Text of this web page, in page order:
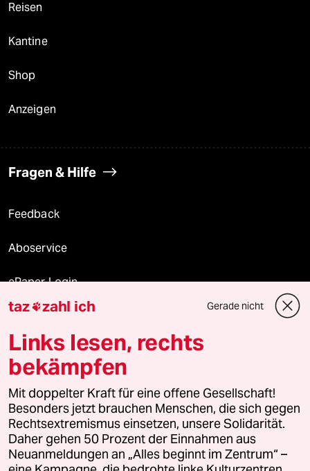
Reisen
Kantine
Shop
Anzeigen
Fragen & Hilfe
Feedback
Aboservice
ePaper Login
Downloads für Abonnierende
© 2026 taz Verlags und Vertriebs GmbH
Alle Rechte vorbehalten. Bei rechtlichen Fragen oder für Genehmigungen
wenden Sie sich bitte an
lizenzen@taz.de
Feedback Redaktionsstatut Kommune-Richtlinien
taz zahl ich Gerade nicht
Links lesen, rechts
bekämpfen
Mit doppelter Kraft für eine offene Gesellschaft!
Besonders jetzt brauchen Menschen, die sich gegen
Rechtsextremismus einsetzen, unsere Solidarität.
Daher gehen 50 Prozent der Einnahmen aus
Neuanmeldungen an „Alles beginnt im Zentrum“ –